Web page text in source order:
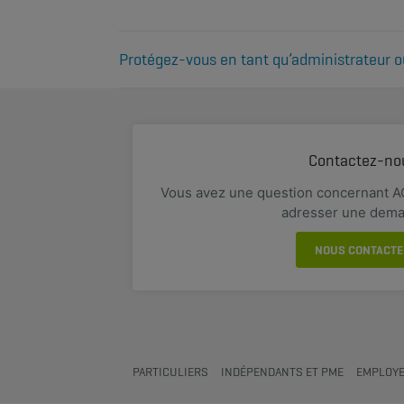
Protégez-vous en tant qu’administrateur
Contactez-
Vous avez une question concernant
adresser une
NOUS
PARTICULIERS INDÉPENDANTS ET PME